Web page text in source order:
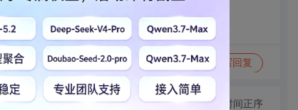
态 举报 写回复
切换为时间正序